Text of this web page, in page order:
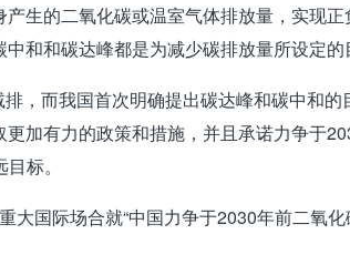
生的二氧化碳或温室气体排放量，实现正
和和碳达峰都是为减少碳排放量所设定的
，而我国首次明确提出碳达峰和碳中和的
加有力的政策和措施，并且承诺力争于
标。
大国际场合就“中国力争于2030年前二氧化